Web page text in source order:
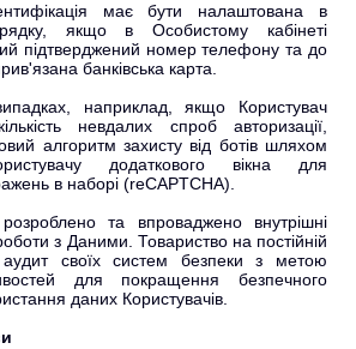
має бути налаштована в
якщо в Особистому кабінеті
підтверджений номер телефону та до
банківська карта.
наприклад, якщо Користувач
невдалих спроб авторизації,
алгоритм захисту від ботів шляхом
додаткового вікна для
в наборі (reCAPTCHA).
та впроваджено внутрішні
з Даними. Товариство на постійній
аудит своїх систем безпеки з метою
для покращення безпечного
даних Користувачів.